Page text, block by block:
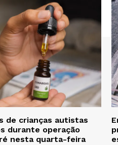
de crianças autistas
durante operação
nesta quarta-feira